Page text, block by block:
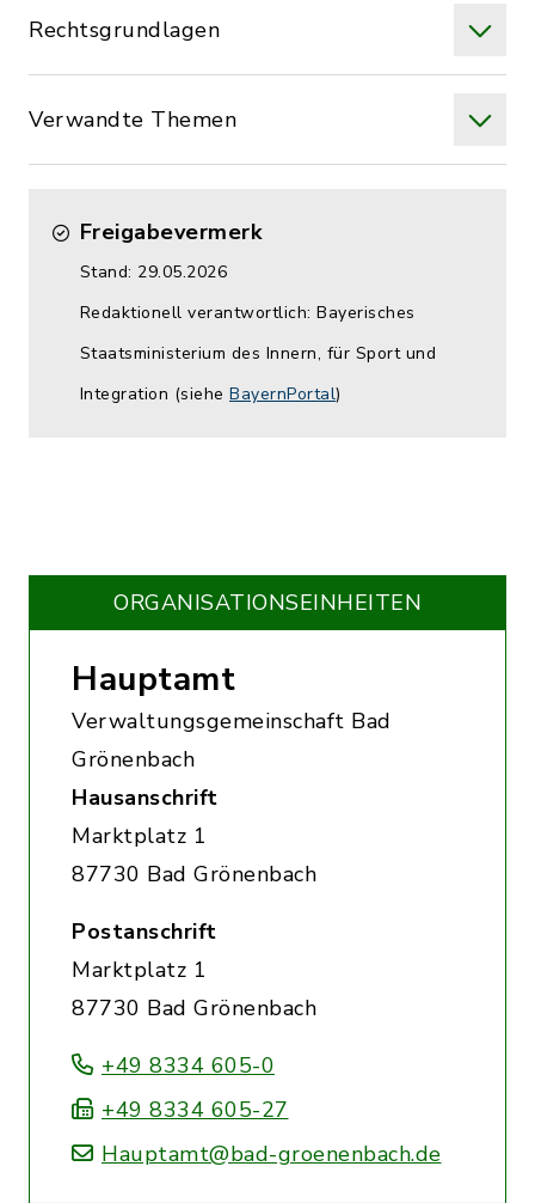
Rechtsgrundlagen
Verwandte Themen
Freigabevermerk
Stand: 29.05.2026
Redaktionell verantwortlich: Bayerisches
Staatsministerium des Innern, für Sport und
Integration (siehe BayernPortal)
ORGANISATIONS­EINHEITEN
Hauptamt
Verwaltungsgemeinschaft Bad
Grönenbach
Hausanschrift
Marktplatz 1
87730 Bad Grönenbach
Postanschrift
Marktplatz 1
87730 Bad Grönenbach
+49 8334 605-0
+49 8334 605-27
Hauptamt@bad-groenenbach.de